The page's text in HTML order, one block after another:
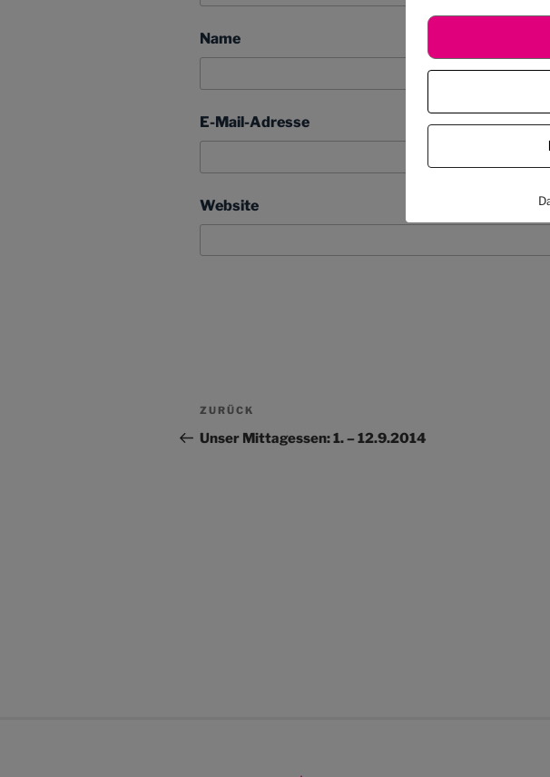
Name
E-Mail-Adresse
Website
Beitragsnavigation
Vorheriger
Beitrag
ZURÜCK
Unser Mittagessen: 1. – 12.9.2014